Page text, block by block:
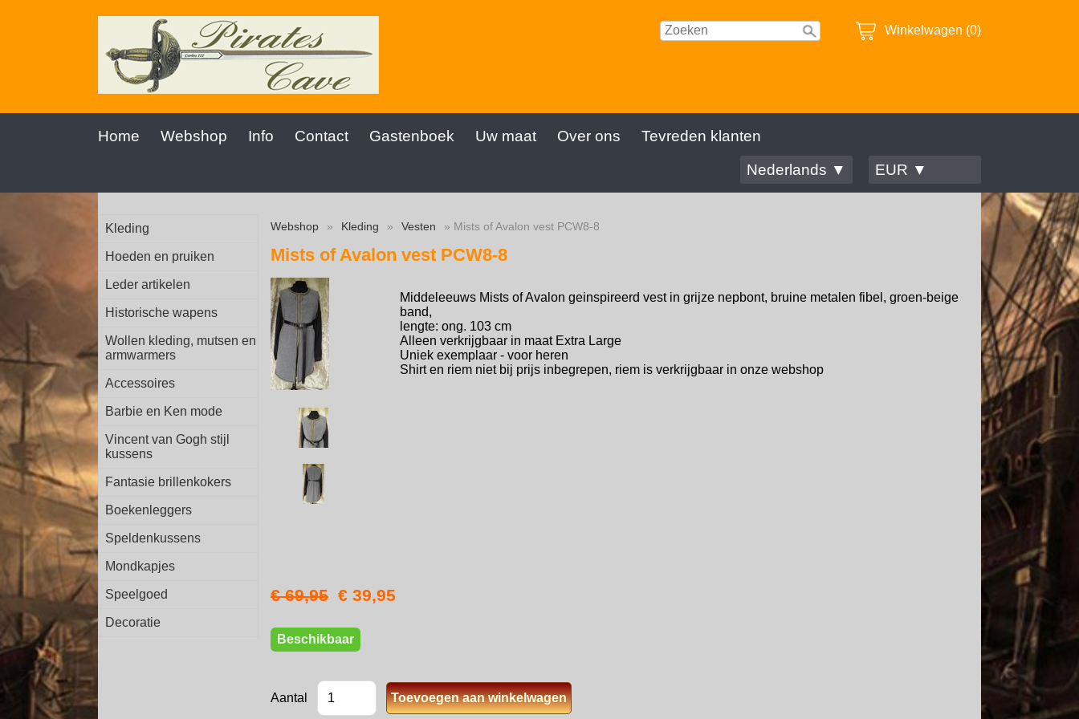
Winkelwagen (0)
Home Webshop Info Contact Gastenboek Uw maat Over ons
Tevreden klanten
Nederlands ▼
EUR ▼
Kleding
Hoeden en pruiken
Leder artikelen
Historische wapens
Wollen kleding, mutsen en
armwarmers
Accessoires
Barbie en Ken mode
Vincent van Gogh stijl
kussens
Fantasie brillenkokers
Boekenleggers
Speldenkussens
Mondkapjes
Speelgoed
Decoratie
Webshop » Kleding » Vesten » Mists of Avalon vest PCW8-8
Mists of Avalon vest PCW8-8
Middeleeuws Mists of Avalon geinspireerd vest in grijze nepbont, bruine metalen fibel, groen-beige
band,
lengte: ong. 103 cm
Alleen verkrijgbaar in maat Extra Large
Uniek exemplaar - voor heren
Shirt en riem niet bij prijs inbegrepen, riem is verkrijgbaar in onze webshop
€ 69,95 € 39,95
Beschikbaar
Aantal